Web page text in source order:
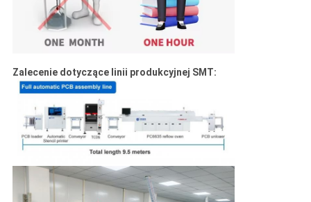
Zalecenie dotyczące linii produkcyjnej SMT: